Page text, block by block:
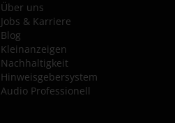
Über uns
Jobs & Karriere
Blog
Kleinanzeigen
Nachhaltigkeit
Hinweisgebersystem
Audio Professionell